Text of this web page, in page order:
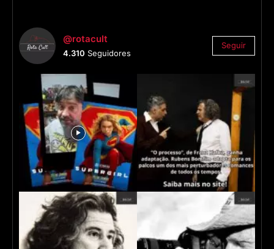
@rotacult
4.310 Seguidores
Seguir